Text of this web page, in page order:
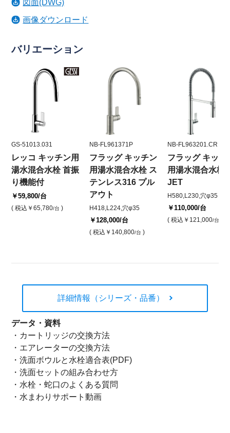
図面(DWG)
画像ダウンロード
バリエーション
GS-51013.031
レッコ キッチン用
湯水混合水栓 首振
り機能付
￥59,800/台
( 税込 ￥65,780/台 )
NB-FL961371P
フラッグ キッチン
用湯水混合水栓 ス
テンレス316 プル
アウト
H418,L224,穴φ35
￥128,000/台
( 税込 ￥140,800/台 )
NB-FL963201.CR
フラッグ キッチ
用湯水混合水栓
JET
H580,L230,穴φ35
￥110,000/台
( 税込 ￥121,000/台
詳細情報（シリーズ・品番）
データ・資料
・ カートリッジの交換方法
・ エアレーターの交換方法
・洗面ボウルと水栓適合表(PDF)
・洗面セットの組み合わせ方
・ 水栓・蛇口のよくある質問
・ 水まわりサポート動画